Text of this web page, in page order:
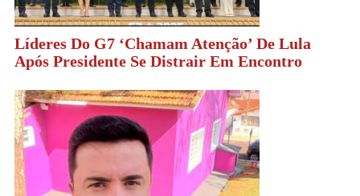
Líderes Do G7 ‘chamam Atenção’ De Lula
Após Presidente Se Distrair Em Encontro